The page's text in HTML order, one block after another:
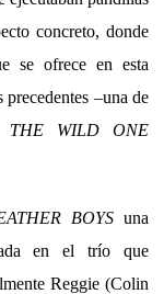
concreto, donde
se ofrece en esta
–una de
THE WILD ONE
BOYS una
en el trío que
Reggie (Colin